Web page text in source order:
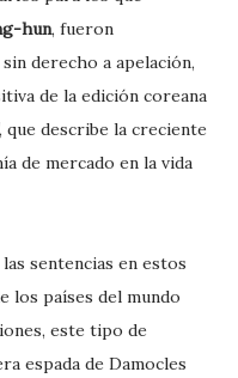
hun, fueron
derecho a apelación,
de la edición coreana
, que describe la creciente
de mercado en la vida
sentencias en estos
los países del mundo
este tipo de
espada de Damocles